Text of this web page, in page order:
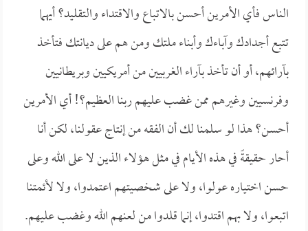
الناس فأي الأمرين أحسن بالاتباع والاقتداء والتقليد؟ أيهما
تتبع أجدادك وآباءك وأبناء ملتك ومن هم على ديانتك فتأخذ
بآرائهم، أو أن تأخذ بآراء الغربيين من أمريكيين وبريطانيين
وفرنسيين وغيرهم ممن غضب عليهم ربنا العظيم؟! أي الأمرين
أحسن؟ هذا لو سلمنا لك أن الفقه من إنتاج عقولنا، لكن أنا
أحار حقيقةً في هذه الأيام في مثل هؤلاء الذين لا على الله وعلى
حسن اختياره عولوا، ولا على شخصيتهم اعتمدوا، ولا لأئمتنا
اتبعوا، ولا بهم اقتدوا، إنما قلدوا من لعنهم الله وغضب عليهم.